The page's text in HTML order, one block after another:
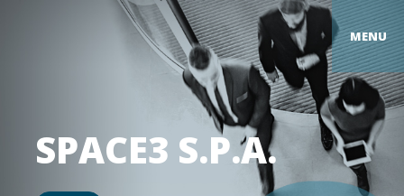
MENU
SPACE3 S.P.A.